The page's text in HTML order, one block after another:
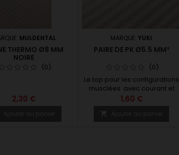
MULDENTAL
THERMO Ø8 MM
NOIRE
(0)
2,30 €
MARQUE: YUKI
PAIRE DE PK Ø5.5 MM²
(0)
Le top pour les configurations
musclées avec courant et
ampères élevés (150A ) Les PK
1,60 €